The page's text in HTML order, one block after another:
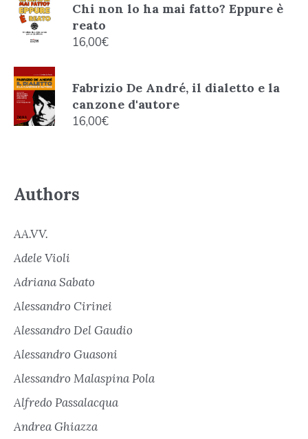
Chi non lo ha mai fatto? Eppure è
reato
16,00€
Fabrizio De André, il dialetto e la
canzone d'autore
16,00€
Authors
AA.VV.
Adele Violi
Adriana Sabato
Alessandro Cirinei
Alessandro Del Gaudio
Alessandro Guasoni
Alessandro Malaspina Pola
Alfredo Passalacqua
Andrea Ghiazza